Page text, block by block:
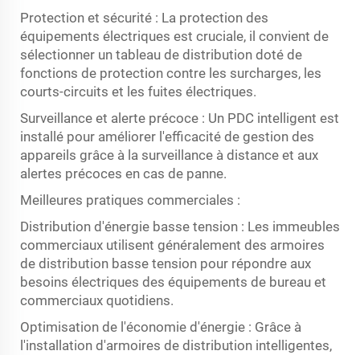
Protection et sécurité : La protection des
équipements électriques est cruciale, il convient de
sélectionner un tableau de distribution doté de
fonctions de protection contre les surcharges, les
courts-circuits et les fuites électriques.
Surveillance et alerte précoce : Un PDC intelligent est
installé pour améliorer l'efficacité de gestion des
appareils grâce à la surveillance à distance et aux
alertes précoces en cas de panne.
Meilleures pratiques commerciales :
Distribution d'énergie basse tension : Les immeubles
commerciaux utilisent généralement des armoires
de distribution basse tension pour répondre aux
besoins électriques des équipements de bureau et
commerciaux quotidiens.
Optimisation de l'économie d'énergie : Grâce à
l'installation d'armoires de distribution intelligentes,